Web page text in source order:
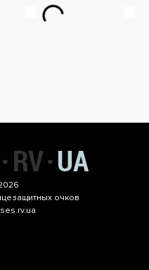
очков